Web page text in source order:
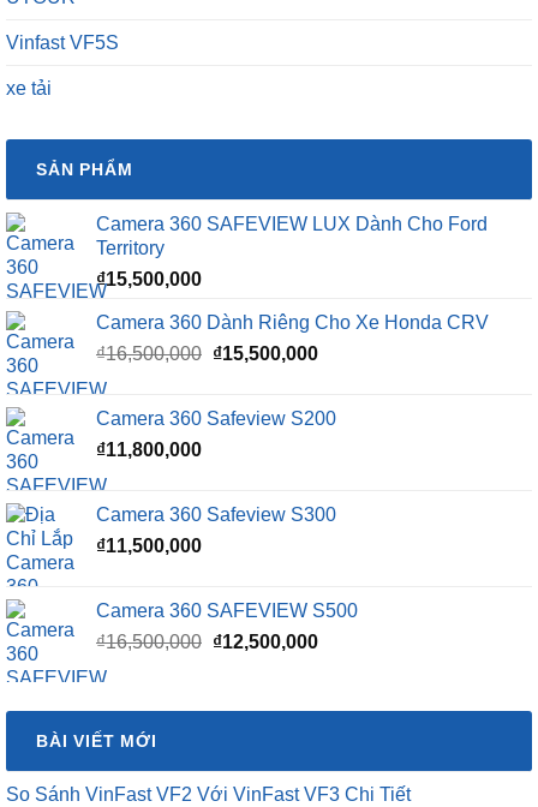
Vinfast VF5S
xe tải
SẢN PHẨM
Camera 360 SAFEVIEW LUX Dành Cho Ford
Territory
₫15,500,000
Camera 360 Dành Riêng Cho Xe Honda CRV
₫16,500,000 Giá
₫16,500,000.
₫15,500,000Giá
là:
Camera 360 Safeview S200
₫11,800,000
Camera 360 Safeview S300
₫11,500,000
Camera 360 SAFEVIEW S500
₫16,500,000 Giá
₫16,500,000.
₫12,500,000Giá
là:
BÀI VIẾT MỚI
So Sánh VinFast VF2 Với VinFast VF3 Chi Tiết